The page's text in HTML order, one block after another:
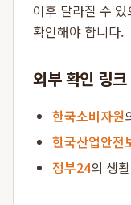
이후 달라질 수
확인해야 합니다.
외부 확인 링크
한국소비자원
한국산업안전
정부24의 생